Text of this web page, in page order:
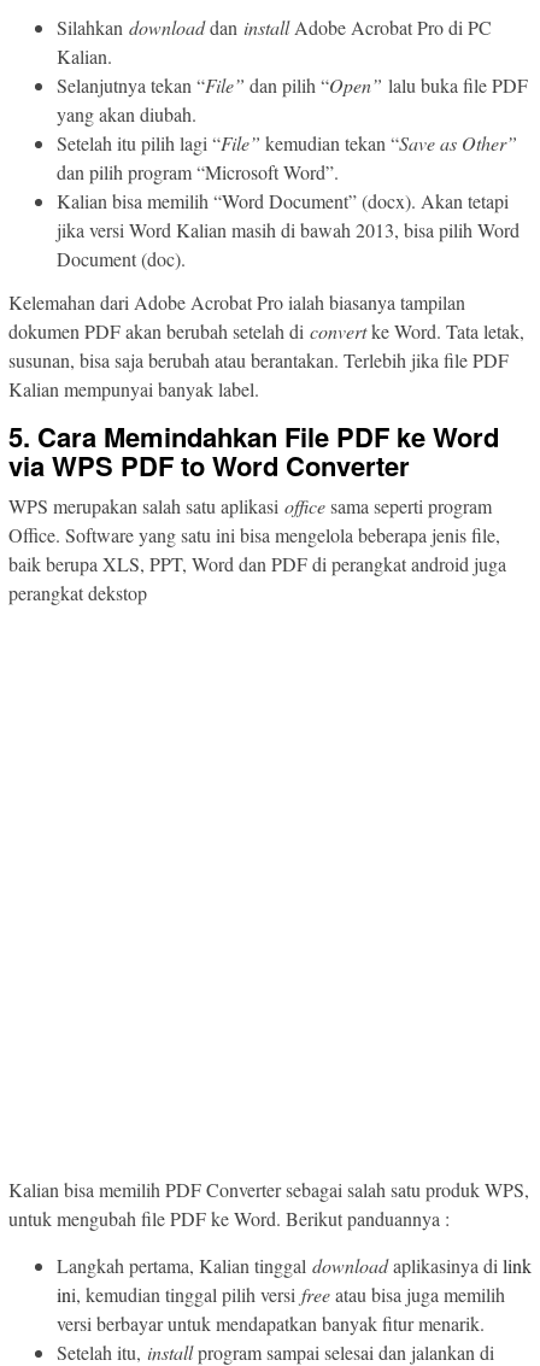
Silahkan downloaddan installAdobe Acrobat Pro di PC
Kalian.
Selanjutnya tekan “File” dan pilih “Open” lalu buka file PDF
yang akan diubah.
Setelah itu pilih lagi “File” kemudian tekan “Save as Other”
dan pilih program “Microsoft Word”.
Kalian bisa memilih “Word Document” (docx). Akan tetapi
jika versi Word Kalian masih di bawah 2013, bisa pilih Word
Document (doc).
Kelemahan dari Adobe Acrobat Pro ialah biasanya tampilan
dokumen PDF akan berubah setelah di convertke Word. Tata letak,
susunan, bisa saja berubah atau berantakan. Terlebih jika file PDF
Kalian mempunyai banyak label.
5. Cara Memindahkan File PDF ke Word
via WPS PDF to Word Converter
WPS merupakan salah satu aplikasi officesama seperti program
Office. Software yang satu ini bisa mengelola beberapa jenis file,
baik berupa XLS, PPT, Word dan PDF di perangkat android juga
perangkat dekstop
Kalian bisa memilih PDF Converter sebagai salah satu produk WPS,
untuk mengubah file PDF ke Word. Berikut panduannya :
Langkah pertama, Kalian tinggal downloadaplikasinya di link
ini, kemudian tinggal pilih versi freeatau bisa juga memilih
versi berbayar untuk mendapatkan banyak fitur menarik.
Setelah itu, installprogram sampai selesai dan jalankan di